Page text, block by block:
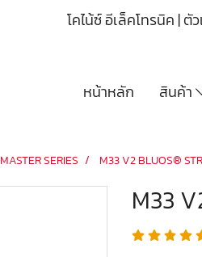
โคไน้ซ์ อีเล็คโทรนิค |
หน้าหลัก สินค้า
MASTER SERIES M33 V2 BLUOS®
M33